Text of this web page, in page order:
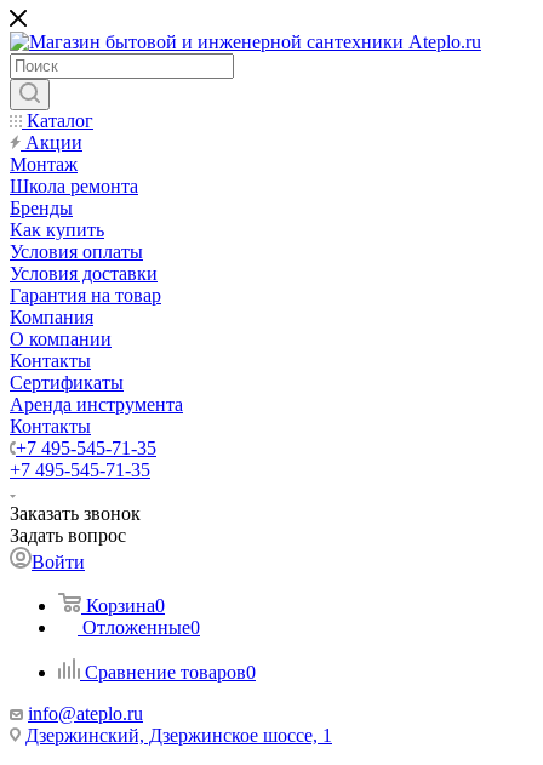
Каталог
Акции
Монтаж
Школа ремонта
Бренды
Как купить
Условия оплаты
Условия доставки
Гарантия на товар
Компания
О компании
Контакты
Сертификаты
Аренда инструмента
Контакты
+7 495-545-71-35
+7 495-545-71-35
Заказать звонок
Задать вопрос
Войти
Корзина0
Отложенные0
Сравнение товаров0
info@ateplo.ru
Дзержинский, Дзержинское шоссе, 1